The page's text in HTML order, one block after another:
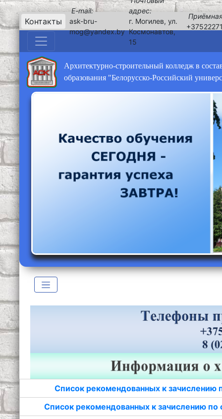
Контакты
E-mail:
ask-bru-
mog@yandex.by
адрес:
г. Могилев, ул.
Космонавтов,
15
Архитектурно-строительный колледж в
образования "Белорусско-Российский
Список рекомендованных к зачислению
Список рекомендованных к зачислению